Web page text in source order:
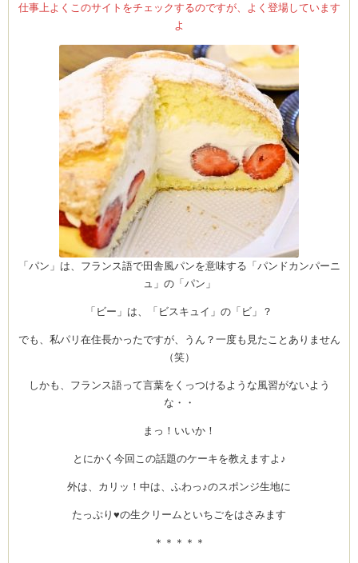
CEDO)
仕事上よくこのサイトをチェックするのですが、よく登場しています
よ
「パン」は、フランス語で田舎風パンを意味する「パンドカンパーニ
ュ」の「パン」
「ビー」は、「ビスキュイ」の「ビ」？
でも、私パリ在住長かったですが、うん？一度も見たことありません
（笑）
しかも、フランス語って言葉をくっつけるような風習がないよう
な・・
まっ！いいか！
とにかく今回この話題のケーキを教えますよ♪
外は、カリッ！中は、ふわっ♪のスポンジ生地に
たっぷり♥の生クリームといちごをはさみます
＊＊＊＊＊